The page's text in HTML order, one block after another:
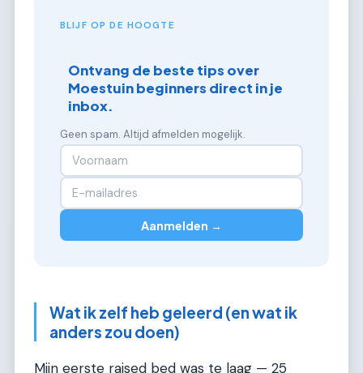
BLIJF OP DE HOOGTE
Ontvang de beste tips over
Moestuin beginners direct in je
inbox.
Geen spam. Altijd afmelden mogelijk.
Aanmelden →
Wat ik zelf heb geleerd (en wat ik
anders zou doen)
Mijn eerste raised bed was te laag — 25